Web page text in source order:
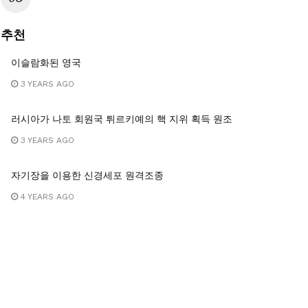
추천
이슬람화된 영국
3 YEARS AGO
러시아가 나토 회원국 튀르키예의 핵 지위 획득 원조
3 YEARS AGO
자기장을 이용한 신경세포 원격조종
4 YEARS AGO